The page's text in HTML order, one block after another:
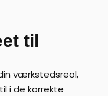
til
værkstedsreol,
i de korrekte